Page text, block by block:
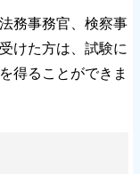
務事務官、検察事
けた方は、試験に
得ることができま